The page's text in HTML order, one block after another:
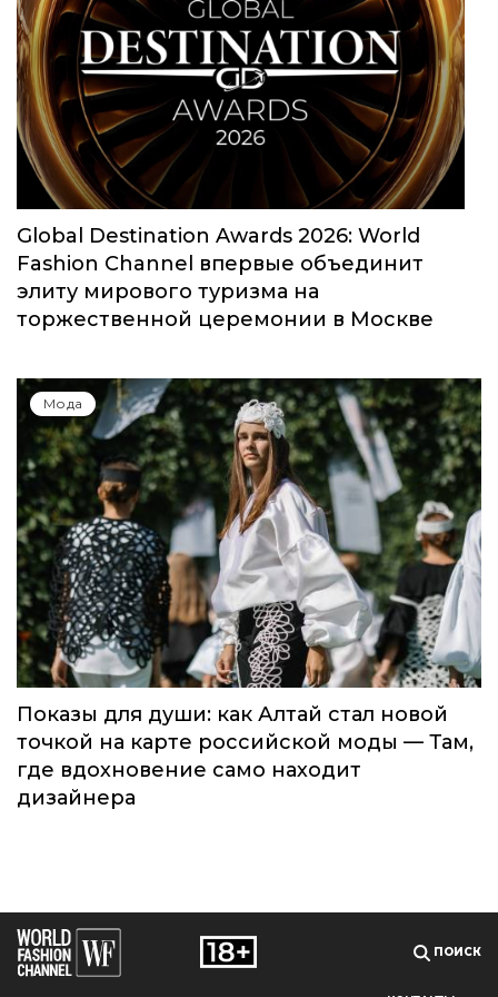
Юбилейный сезон Московской недели
моды собрал свыше 1000 заявок
Global Destination Awards 2026: World
Fashion Channel впервые объединит
элиту мирового туризма на
торжественной церемонии в Москве
Мода